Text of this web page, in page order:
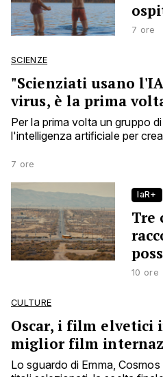
7 ore
SCIENZE
"Scienziati usano
virus, è la prima
Per la prima volta un gruppo
l'intelligenza artificiale per
7 ore
laR+
Tre
10 ore
CULTURE
Oscar, i film elvetici
miglior film
Lo sguardo di Emma,